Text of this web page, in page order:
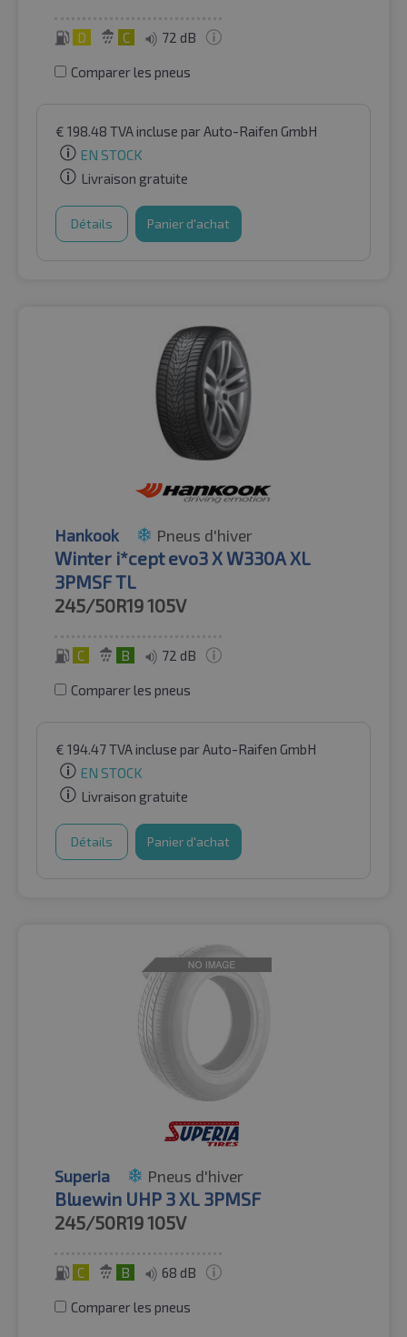
D C 72 dB
Comparer les pneus
€ 198.48 TVA incluse par Auto-Raifen GmbH
EN STOCK
Livraison gratuite
Détails Panier d'achat
Hankook Pneus d'hiver
Winter i*cept evo3 X W330A XL
3PMSF TL
245/50R19105V
C B 72 dB
Comparer les pneus
€ 194.47TVA incluse par Auto-Raifen GmbH
EN STOCK
Livraison gratuite
Détails Panier d'achat
Superia Pneus d'hiver
Bluewin UHP 3 XL 3PMSF
245/50R19105V
C B 68 dB
Comparer les pneus